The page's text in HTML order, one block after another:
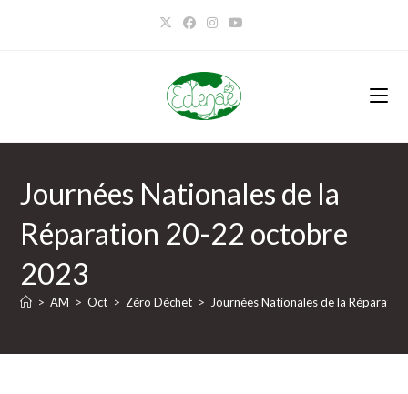
Journées Nationales de la
Réparation 20-22 octobre
2023
> AM > Oct > Zéro Déchet > Journées Nationales de la